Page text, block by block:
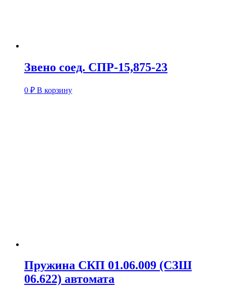
Звено соед. СПР-15,875-23
0 ₽ В корзину
Пружина СКП 01.06.009 (СЗШ
06.622) автомата